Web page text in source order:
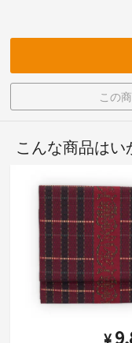
この
こんな商品はい